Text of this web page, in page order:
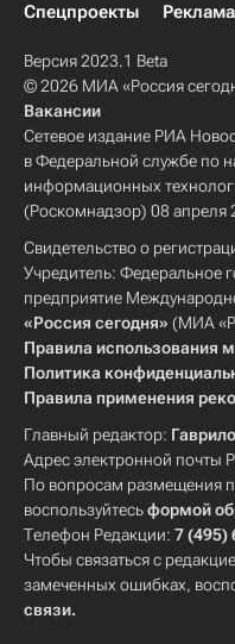
Спецпроекты
Реклама
Версия 2023.1 Beta
© 2026 МИА «Россия
Вакансии
Сетевое издание РИА
в Федеральной службе по
информационных
(Роскомнадзор) 08 апреля
Свидетельство о
Учредитель: Федеральное
предприятие
«Россия сегодня» (МИА
Правила использования
Политика
Правила применения
Главный редактор:
Адрес электронной почты
По вопросам размещения
воспользуйтесьформой
Телефон Редакции: 7 (495)
Чтобы связаться с
замеченных ошибках,
связи.